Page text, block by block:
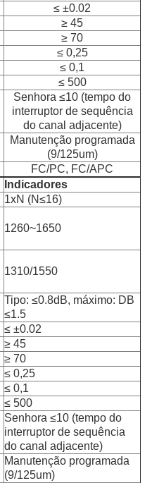
≤ ±0.02
≥ 45
≥ 70
≤ 0,25
≤ 0,1
≤ 500
Senhora ≤10 (tempo do
interruptor de sequência
do canal adjacente)
Manutenção programada
(9/125um)
FC/PC, FC/APC
Indicadores
1xN (N≤16)
1260~1650
1310/1550
Tipo: ≤0.8dB, máximo: DB
≤1.5
≤ ±0.02
≥ 45
≥ 70
≤ 0,25
≤ 0,1
≤ 500
Senhora ≤10 (tempo do
interruptor de sequência
do canal adjacente)
Manutenção programada
(9/125um)